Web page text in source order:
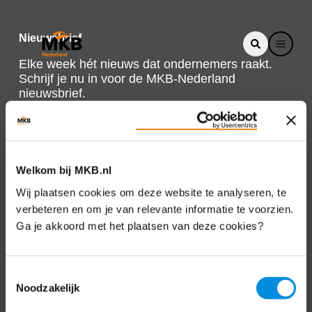
Welkom bij MKB.nl
Wij plaatsen cookies om deze website te analyseren, te
verbeteren en om je van relevante informatie te voorzien.
Ga je akkoord met het plaatsen van deze cookies?
Noodzakelijk
Nieuwsbrief
Elke week hét nieuws dat ondernemers raakt.
Schrijf je nu in voor de MKB-Nederland
nieuwsbrief.
Direct naar
Over ons
Bezuidenhoutseweg 12